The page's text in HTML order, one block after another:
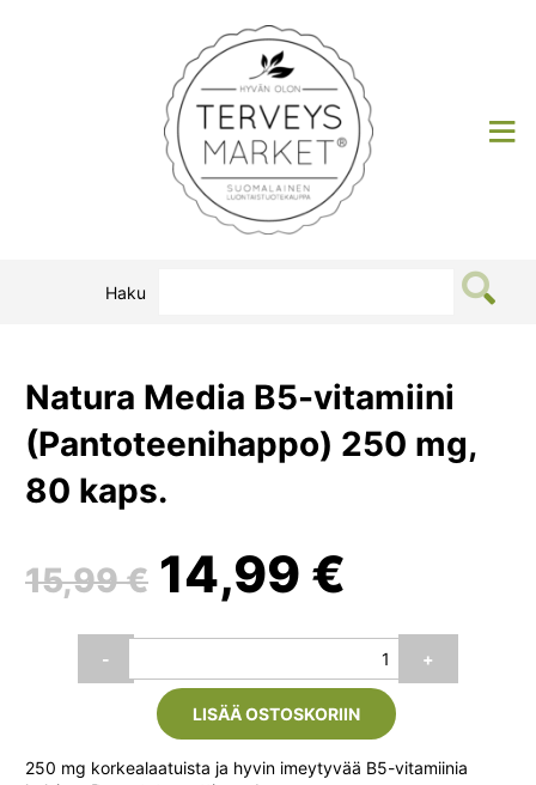
Terveysmarket
Haku
Natura Media B5-vitamiini
(Pantoteenihappo) 250 mg,
80 kaps.
15,99€ Alkuperäinen
hinta
oli:
14,99 €
hinta
on:
-
vitamiini
(Pantoteenihappo)
250
+
LISÄÄ OSTOSKORIIN
250 mg korkealaatuista ja hyvin imeytyvää B5-vitamiinia